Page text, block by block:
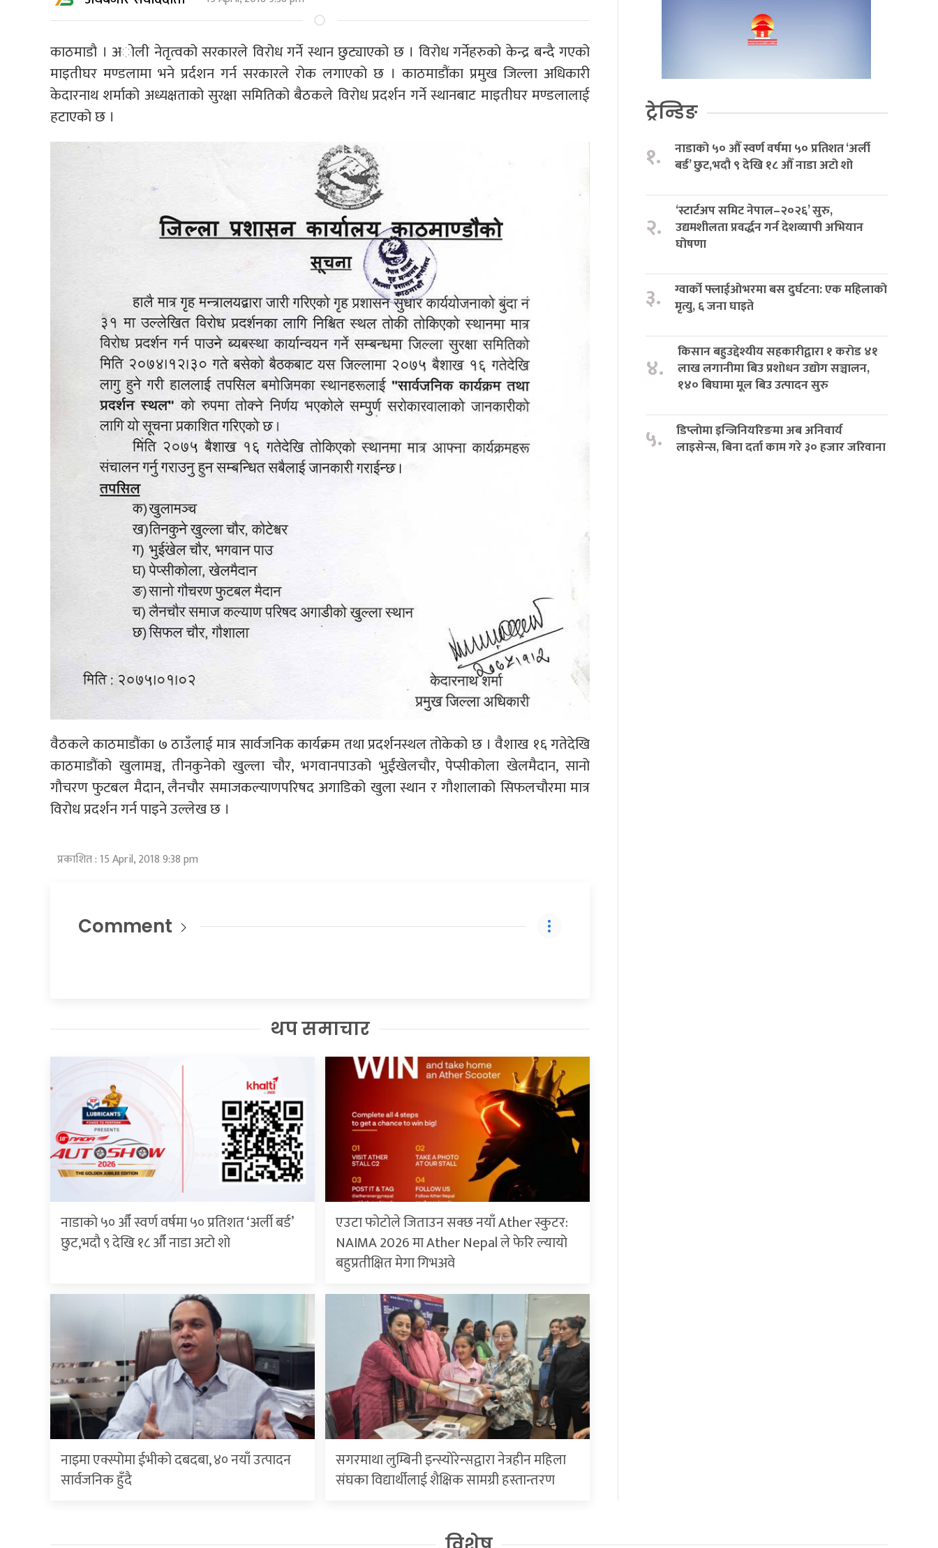
काठमाडाै । अोली नेतृत्वको सरकारले विरोध गर्ने स्थान छुट्याएको छ । विरोध गर्नेहरुको केन्द्र बन्दै गएको
माइतीघर मण्डलामा भने प्रर्दशन गर्न सरकारले रोक लगाएको छ । काठमाडौंका प्रमुख जिल्ला अधिकारी
केदारनाथ शर्माको अध्यक्षताको सुरक्षा समितिको बैठकले विरोध प्रदर्शन गर्ने स्थानबाट माइतीघर मण्डलालाई
हटाएको छ ।
वैठकले काठमाडौंका ७ ठाउँलाई मात्र सार्वजनिक कार्यक्रम तथा प्रदर्शनस्थल तोकेको छ । वैशाख १६ गतेदेखि
काठमाडौंको खुलामञ्च, तीनकुनेको खुल्ला चौर, भगवानपाउको भुईंखेलचौर, पेप्सीकोला खेलमैदान, सानो
गौचरण फुटबल मैदान, लैनचौर समाजकल्याणपरिषद अगाडिको खुला स्थान र गौशालाको सिफलचौरमा मात्र
विरोध प्रदर्शन गर्न पाइने उल्लेख छ ।
प्रकाशित : 15 April, 2018 9:38 pm
Comment
थप समाचार
नाडाको ५० औँ स्वर्ण वर्षमा ५० प्रतिशत ‘अर्ली बर्ड’
छुट,भदौ ९ देखि १८ औँ नाडा अटो शो
एउटा फोटोले जिताउन सक्छ नयाँ Ather स्कुटर:
NAIMA 2026 मा Ather Nepal ले फेरि ल्यायो
बहुप्रतीक्षित मेगा गिभअवे
नाइमा एक्स्पोमा ईभीको दबदबा, ४० नयाँ उत्पादन
सार्वजनिक हुँदै
सगरमाथा लुम्बिनी इन्स्योरेन्सद्वारा नेत्रहीन महिला
संघका विद्यार्थीलाई शैक्षिक सामग्री हस्तान्तरण
ट्रेन्डिङ
१.
नाडाको ५० औँ स्वर्ण वर्षमा ५० प्रतिशत ‘अर्ली
बर्ड’ छुट,भदौ ९ देखि १८ औँ नाडा अटो शो
२.
‘स्टार्टअप समिट नेपाल–२०२६’ सुरु,
उद्यमशीलता प्रवर्द्धन गर्न देशव्यापी अभियान
घोषणा
३.
ग्वार्को फ्लाईओभरमा बस दुर्घटना: एक महिलाको
मृत्यु, ६ जना घाइते
४.
किसान बहुउद्देश्यीय सहकारीद्वारा १ करोड ४१
लाख लगानीमा बिउ प्रशोधन उद्योग सञ्चालन,
१४० बिघामा मूल बिउ उत्पादन सुरु
५.
डिप्लोमा इन्जिनियरिङमा अब अनिवार्य
लाइसेन्स, बिना दर्ता काम गरे ३० हजार जरिवाना